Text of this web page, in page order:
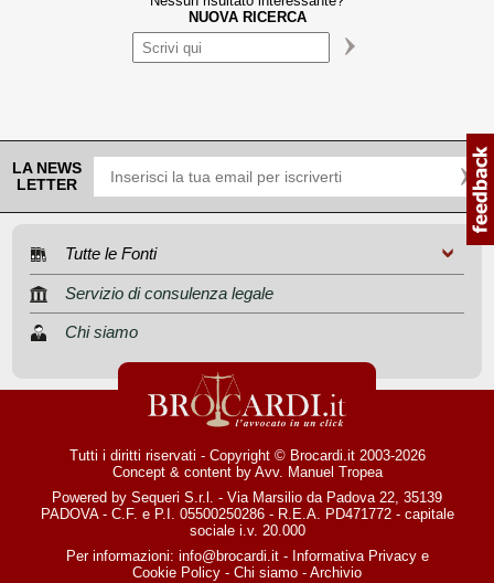
NUOVA RICERCA
LA NEWS
LETTER
Tutte le Fonti
Servizio di consulenza legale
Chi siamo
Tutti i diritti riservati - Copyright © Brocardi.it 2003-2026
Concept & content by Avv. Manuel Tropea
Powered by Sequeri S.r.l. - Via Marsilio da Padova 22, 35139
PADOVA - C.F. e P.I. 05500250286 - R.E.A. PD471772 - capitale
sociale i.v. 20.000
Per informazioni: info@brocardi.it- Informativa Privacye
Cookie Policy - Chi siamo - Archivio